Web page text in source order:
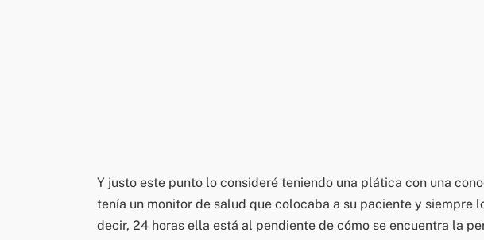
Y justo este punto lo consideré teniendo una plática con una
tenía un monitor de salud que colocaba a su paciente y siempre
decir, 24 horas ella está al pendiente de cómo se encuentra la